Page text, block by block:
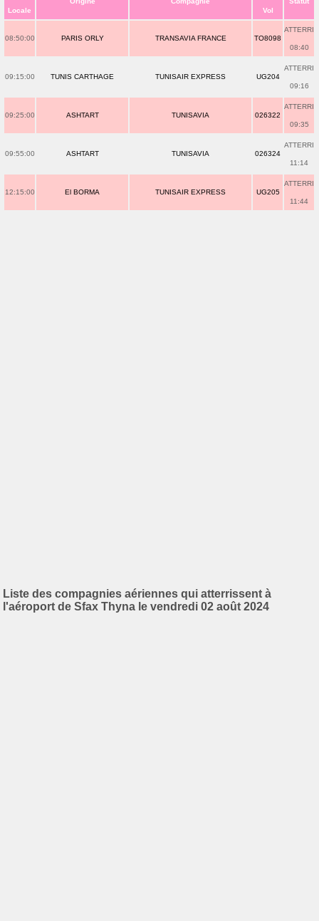
Locale Vol
08:50:00 PARIS ORLY TRANSAVIA FRANCE TO8098
ATTERRI
08:40
09:15:00 TUNIS CARTHAGE TUNISAIR EXPRESS UG204
ATTERRI
09:16
09:25:00 ASHTART TUNISAVIA 026322
ATTERRI
09:35
09:55:00 ASHTART TUNISAVIA 026324
ATTERRI
11:14
12:15:00 El BORMA TUNISAIR EXPRESS UG205
ATTERRI
11:44
Liste des compagnies aériennes qui atterrissent à
l'aéroport de Sfax Thyna le vendredi 02 août 2024